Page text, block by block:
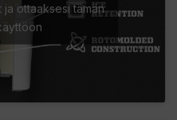
ottaaksesi tämän